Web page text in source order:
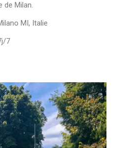
de Milan.
MI, Italie
7